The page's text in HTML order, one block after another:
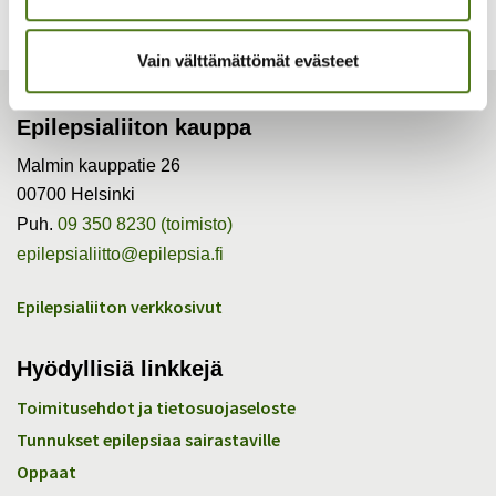
Vain välttämättömät evästeet
Epilepsialiiton kauppa
Malmin kauppatie 26
00700 Helsinki
Puh. 09 350 8230 (toimisto)
epilepsialiitto@epilepsia.fi
Epilepsialiiton verkkosivut
Hyödyllisiä linkkejä
Toimitusehdot ja tietosuojaseloste
Tunnukset epilepsiaa sairastaville
Oppaat